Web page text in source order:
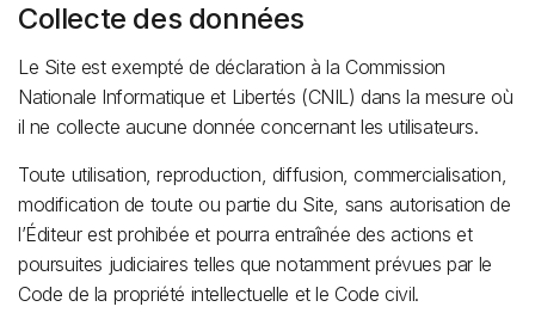
Collecte des données
Le Site est exempté de déclaration à la Commission
Nationale Informatique et Libertés (CNIL) dans la mesure où
il ne collecte aucune donnée concernant les utilisateurs.
Toute utilisation, reproduction, diffusion, commercialisation,
modification de toute ou partie du Site, sans autorisation de
l’Éditeur est prohibée et pourra entraînée des actions et
poursuites judiciaires telles que notamment prévues par le
Code de la propriété intellectuelle et le Code civil.